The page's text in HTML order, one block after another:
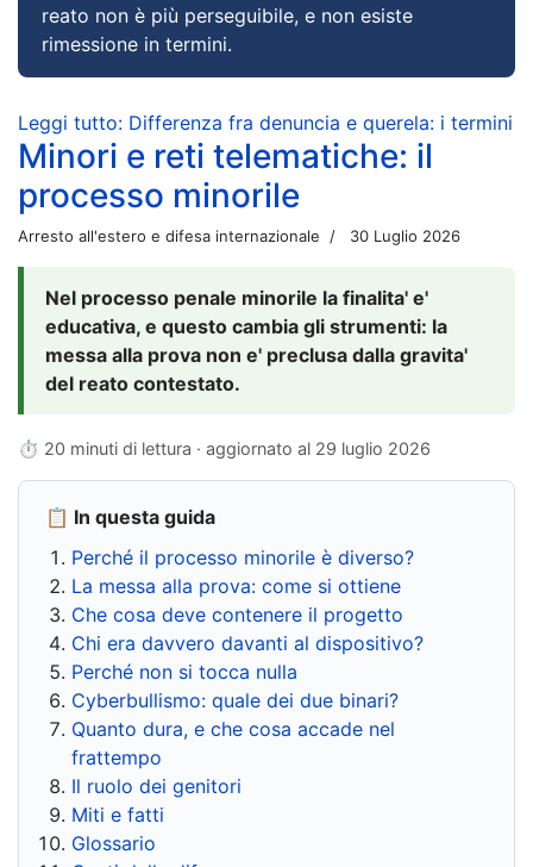
reato non è più perseguibile, e non esiste
rimessione in termini.
Leggi tutto: Differenza fra denuncia e querela: i termini
Minori e reti telematiche: il
processo minorile
Arresto all'estero e difesa internazionale 30 Luglio 2026
Nel processo penale minorile la finalita' e'
educativa, e questo cambia gli strumenti: la
messa alla prova non e' preclusa dalla gravita'
del reato contestato.
⏱ 20 minuti di lettura · aggiornato al 29 luglio 2026
📋 In questa guida
Perché il processo minorile è diverso?
La messa alla prova: come si ottiene
Che cosa deve contenere il progetto
Chi era davvero davanti al dispositivo?
Perché non si tocca nulla
Cyberbullismo: quale dei due binari?
Quanto dura, e che cosa accade nel
frattempo
Il ruolo dei genitori
Miti e fatti
Glossario